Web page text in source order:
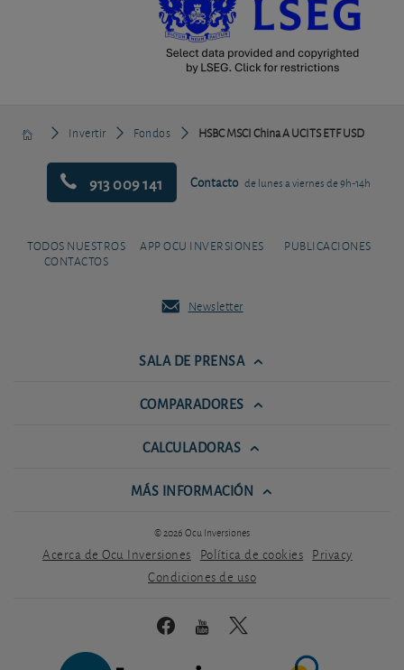
Invertir Fondos HSBC MSCI China A UCITS ETF USD
913 009 141 Contacto de lunes a viernes de 9h-14h
TODOS NUESTROS
CONTACTOS
APP OCU INVERSIONES PUBLICACIONES
Newsletter
SALA DE PRENSA
COMPARADORES
CALCULADORAS
MÁS INFORMACIÓN
© 2026 Ocu Inversiones
Acerca de Ocu Inversiones Política de cookies Privacy
Condiciones de uso